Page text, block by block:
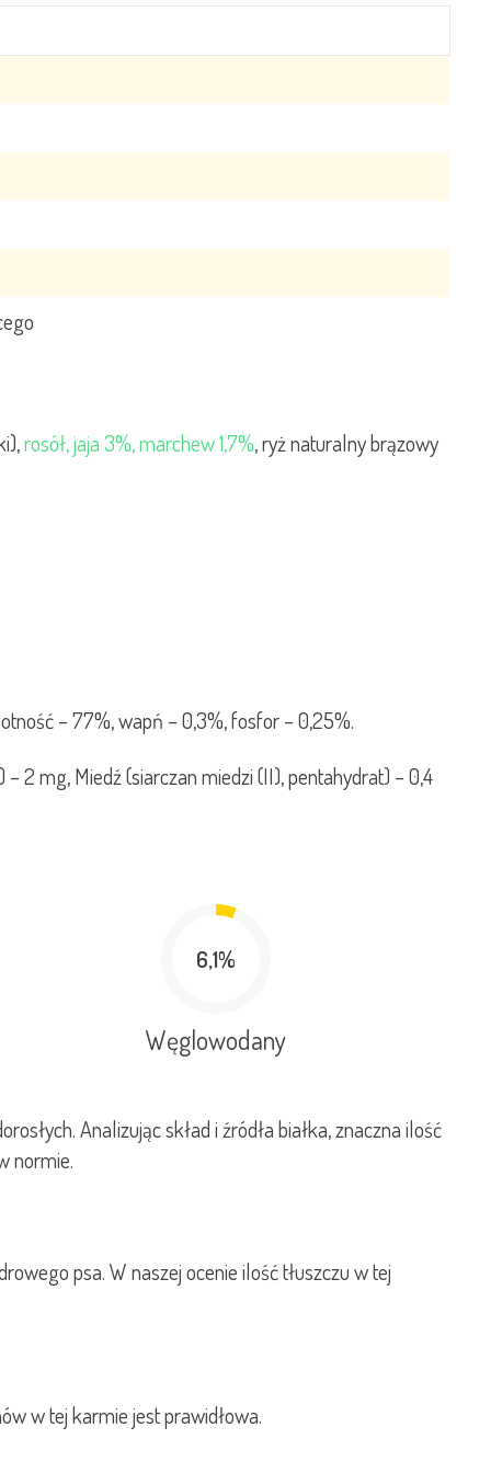
rosół, jaja 3%, marchew 1,7%, ryż naturalny brązowy
– 77%, wapń – 0,3%, fosfor – 0,25%.
2 mg, Miedź (siarczan miedzi (II), pentahydrat) – 0,4
6,1%
Węglowodany
Analizując skład i źródła białka, znaczna ilość
normie.
psa. W naszej ocenie ilość tłuszczu w tej
w tej karmie jest prawidłowa.